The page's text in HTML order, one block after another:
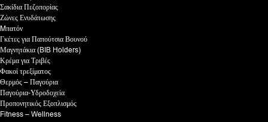
Σακίδια Πεζοπορίας
Ζώνες Ενυδάτωσης
Mπατόν
Γκέτες για Παπούτσια Βουνού
Μαγνητάκια (BIB Holders)
Κρέμα για Τριβές
Φακοί τρεξίματος
Θερμός – Παγούρια
Παγούρια-Υδροδοχεία
Προπονητικός Εξοπλισμός
Fitness – Wellness